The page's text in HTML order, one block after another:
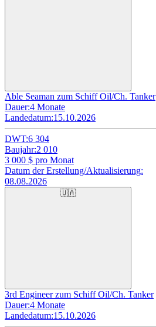
Able Seaman zum Schiff Oil/Ch. Tanker
Dauer:4 Monate
Landedatum:15.10.2026
DWT:6 304
Baujahr:2 010
3 000 $ pro Monat
Datum der Erstellung/Aktualisierung:
08.08.2026
🇺🇦
3rd Engineer zum Schiff Oil/Ch. Tanker
Dauer:4 Monate
Landedatum:15.10.2026